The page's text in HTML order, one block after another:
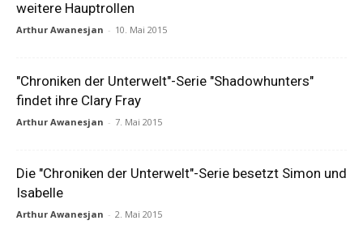
weitere Hauptrollen
Arthur Awanesjan - 10. Mai 2015
"Chroniken der Unterwelt"-Serie "Shadowhunters"
findet ihre Clary Fray
Arthur Awanesjan - 7. Mai 2015
Die "Chroniken der Unterwelt"-Serie besetzt Simon und
Isabelle
Arthur Awanesjan - 2. Mai 2015